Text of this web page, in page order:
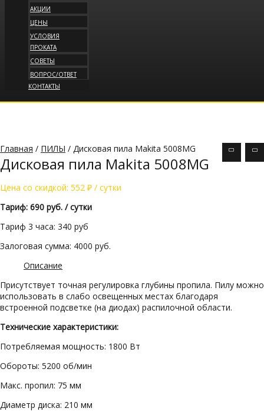
АКЦИИ
ЦЕНЫ
УСЛОВИЯ
ПРОКАТА
СОВЕТЫ
ВОПРОС/ОТВЕТ
КОНТАКТЫ
Главная / ПИЛЫ / Дисковая пила Makita 5008MG
Дисковая пила Makita 5008MG
Цена со скидкой: 552 ₽ / сутки
Тариф: 690 руб. / сутки
Тариф 3 часа: 340 руб
Залоговая сумма: 4000 руб.
Описание
Присутствует точная регулировка глубины пропила. Пилу можно
использовать в слабо освещенных местах благодаря
встроенной подсветке (на диодах) распилочной области.
Технические характеристики:
Потребляемая мощность: 1800 Вт
Обороты: 5200 об/мин
Макс. пропил: 75 мм
Диаметр диска: 210 мм